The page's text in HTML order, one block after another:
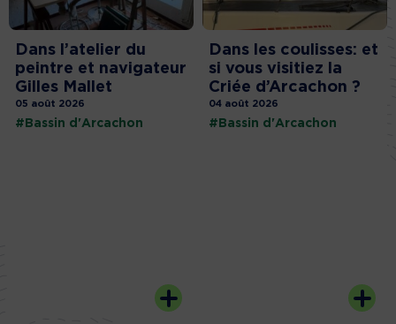
Dans l’atelier du
peintre et navigateur
Gilles Mallet
05 août 2026
#Bassin d'Arcachon
Dans les coulisses: et
si vous visitiez la
Criée d’Arcachon ?
04 août 2026
#Bassin d'Arcachon